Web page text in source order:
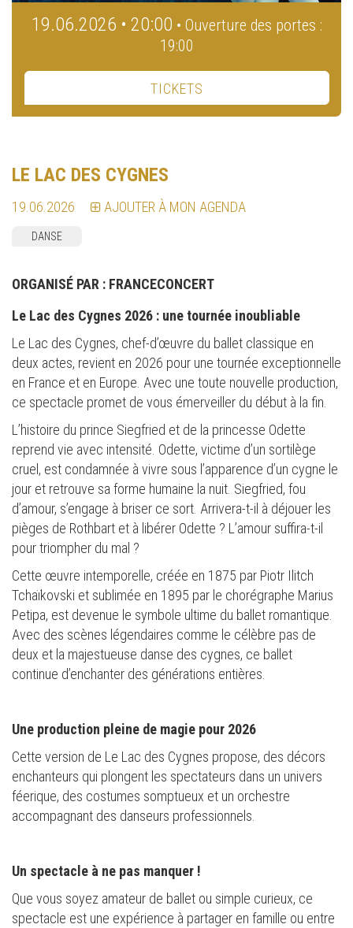
19.06.2026 • 20:00 • Ouverture des portes :
19:00
TICKETS
LE LAC DES CYGNES
19.06.2026 AJOUTER À MON AGENDA
DANSE
ORGANISÉ PAR : FRANCECONCERT
Le Lac des Cygnes 2026 : une tournée inoubliable
Le Lac des Cygnes, chef-d’œuvre du ballet classique en
deux actes, revient en 2026 pour une tournée exceptionnelle
en France et en Europe. Avec une toute nouvelle production,
ce spectacle promet de vous émerveiller du début à la fin.
L’histoire du prince Siegfried et de la princesse Odette
reprend vie avec intensité. Odette, victime d’un sortilège
cruel, est condamnée à vivre sous l’apparence d’un cygne le
jour et retrouve sa forme humaine la nuit. Siegfried, fou
d’amour, s’engage à briser ce sort. Arrivera-t-il à déjouer les
pièges de Rothbart et à libérer Odette ? L’amour suffira-t-il
pour triompher du mal ?
Cette œuvre intemporelle, créée en 1875 par Piotr Ilitch
Tchaïkovski et sublimée en 1895 par le chorégraphe Marius
Petipa, est devenue le symbole ultime du ballet romantique.
Avec des scènes légendaires comme le célèbre pas de
deux et la majestueuse danse des cygnes, ce ballet
continue d’enchanter des générations entières.
Une production pleine de magie pour 2026
Cette version de Le Lac des Cygnes propose, des décors
enchanteurs qui plongent les spectateurs dans un univers
féerique, des costumes somptueux et un orchestre
accompagnant des danseurs professionnels.
Un spectacle à ne pas manquer !
Que vous soyez amateur de ballet ou simple curieux, ce
spectacle est une expérience à partager en famille ou entre